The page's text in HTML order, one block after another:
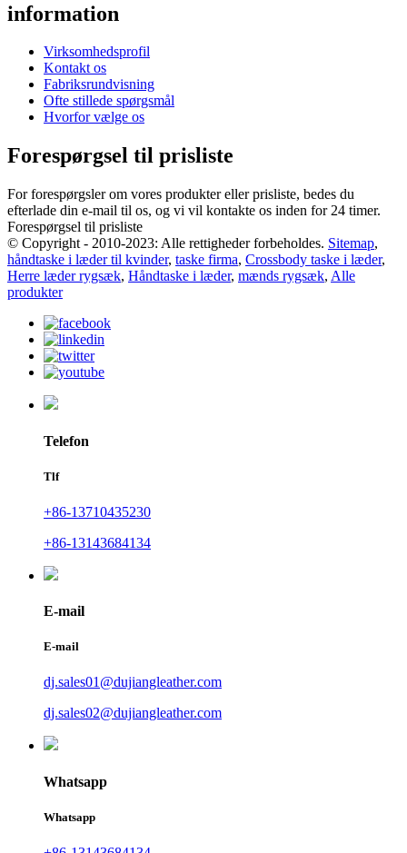
information
Virksomhedsprofil
Kontakt os
Fabriksrundvisning
Ofte stillede spørgsmål
Hvorfor vælge os
Forespørgsel til prisliste
For forespørgsler om vores produkter eller prisliste, bedes du
efterlade din e-mail til os, og vi vil kontakte os inden for 24 timer.
Forespørgsel til prisliste
© Copyright - 2010-2023: Alle rettigheder forbeholdes. Sitemap,
håndtaske i læder til kvinder, taske firma, Crossbody taske i læder,
Herre læder rygsæk, Håndtaske i læder, mænds rygsæk, Alle
produkter
Telefon
Tlf
+86-13710435230
+86-13143684134
E-mail
E-mail
dj.sales01@dujiangleather.com
dj.sales02@dujiangleather.com
Whatsapp
Whatsapp